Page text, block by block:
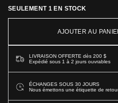
SEULEMENT 1 EN STOCK
AJOUTER AU
LIVRAISON OFFERTE dès 200 $
Expédié sous 1 à 2 jours ouvrables
ÉCHANGES SOUS 30 JOURS
Nous émettons une étiquette de